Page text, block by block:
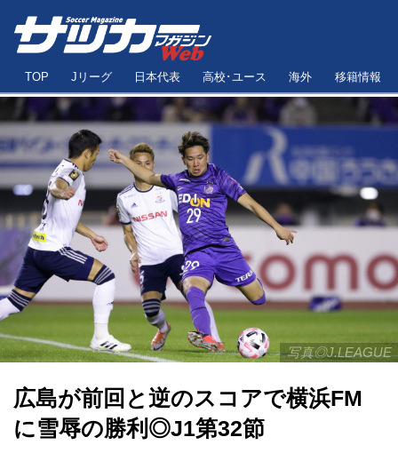
TOP Jリーグ 日本代表 高校･ユース 海外 移籍情報
写真◎J.LEAGUE
広島が前回と逆のスコアで横浜FM
に雪辱の勝利◎J1第32節